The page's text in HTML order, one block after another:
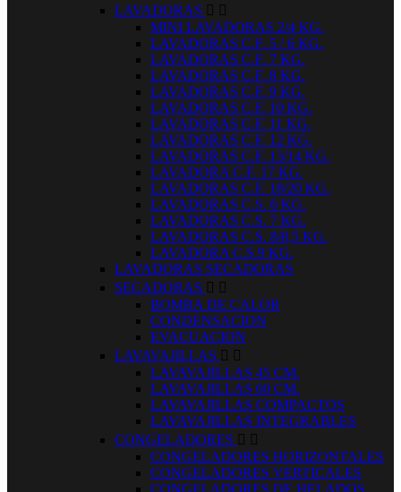
LAVADORAS  
MINI LAVADORAS 2/4 KG.
LAVADORAS C.F. 5 / 6 KG.
LAVADORAS C.F. 7 KG.
LAVADORAS C.F. 8 KG.
LAVADORAS C.F. 9 KG.
LAVADORAS C.F. 10 KG.
LAVADORAS C.F. 11 KG.
LAVADORAS C.F. 12 KG.
LAVADORAS C.F. 13/14 KG.
LAVADORA C.F. 17 KG.
LAVADORAS C.F. 18/20 KG.
LAVADORAS C.S. 6 KG.
LAVADORAS C.S. 7 KG.
LAVADORAS C.S. 8/8,5 KG.
LAVADORA C.S.9 KG.
LAVADORAS SECADORAS
SECADORAS  
BOMBA DE CALOR
CONDENSACION
EVACUACION
LAVAVAJILLAS  
LAVAVAJILLAS 45 CM.
LAVAVAJILLAS 60 CM.
LAVAVAJILLAS COMPACTOS
LAVAVAJILLAS INTEGRABLES
CONGELADORES  
CONGELADORES HORIZONTALES
CONGELADORES VERTICALES
CONGELADORES DE HELADOS